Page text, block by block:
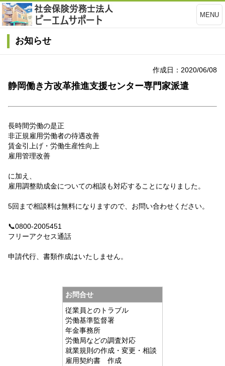
MENU
お知らせ
作成日：2020/06/08
静岡働き方改革推進支援センター専門家派遣
長時間労働の是正
非正規雇用労働者の待遇改善
賃金引上げ・労働生産性向上
雇用管理改善
に加え、
雇用調整助成金についての相談も対応することになりました。
5回まで相談料は無料になりますので、お問い合わせください。
📞0800-2005451
フリーアクセス通話
申請代行、書類作成はいたしません。
お問合せ
従業員とのトラブル
労働基準監督署
年金事務所
労働局などの調査対応
就業規則の作成・変更・相談
雇用契約書 作成